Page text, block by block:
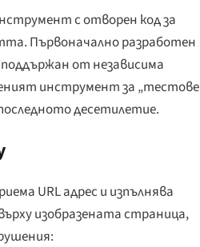
с отворен код за
Първоначално разработен
от независима
инструмент за „тестове
десетилетие.
URL адрес и изпълнява
изобразената страница,